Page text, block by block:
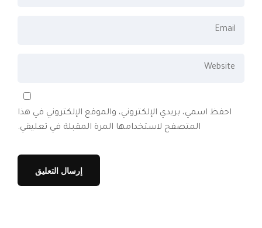
احفظ اسمي، بريدي الإلكتروني، والموقع الإلكتروني في هذا
المتصفح لاستخدامها المرة المقبلة في تعليقي.